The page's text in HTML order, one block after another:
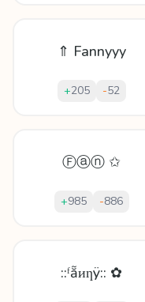
⇑ Fannyyy
+205 -52
Ⓕⓐⓝ ✩
+985 -886
::ᶠẵᴎƞÿ:: ✿